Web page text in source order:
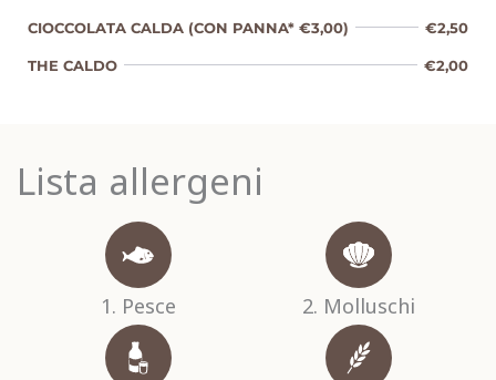
CIOCCOLATA CALDA (CON PANNA* €3,00) €2,50
THE CALDO €2,00
Lista allergeni
1. Pesce 2. Molluschi